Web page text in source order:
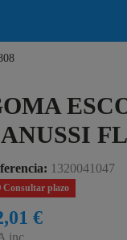
1320041047
Consultar plazo
€
inc.